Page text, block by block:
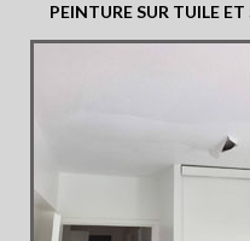
PEINTURE SUR TUILE